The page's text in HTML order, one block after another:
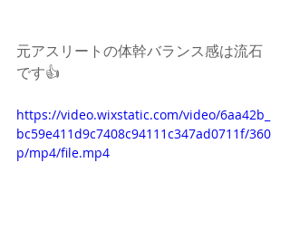
元アスリートの体幹バランス感は流石
です👍
https://video.wixstatic.com/video/6aa42b_
bc59e411d9c7408c94111c347ad0711f/360
p/mp4/file.mp4